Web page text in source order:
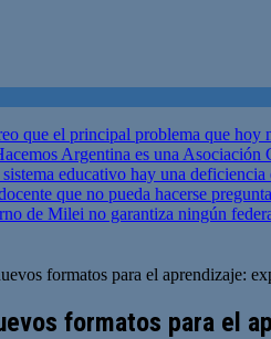
que el principal problema que
Argentina es una
educativo hay una
que no pueda hacerse
de Milei no garantiza ningún
formatos para el aprendizaje:
formatos para el